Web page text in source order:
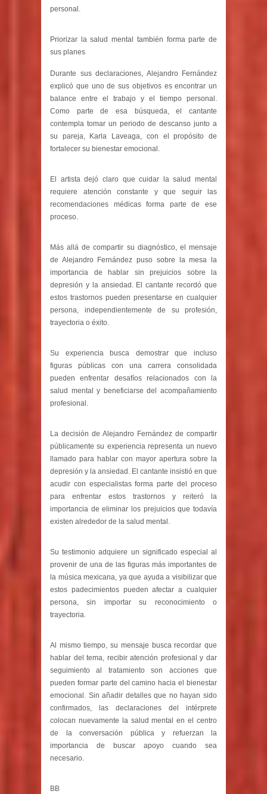
personal.
Priorizar la salud mental también forma parte de
sus planes
Durante sus declaraciones, Alejandro Fernández
explicó que uno de sus objetivos es encontrar un
balance entre el trabajo y el tiempo personal.
Como parte de esa búsqueda, el cantante
contempla tomar un periodo de descanso junto a
su pareja, Karla Laveaga, con el propósito de
fortalecer su bienestar emocional.
El artista dejó claro que cuidar la salud mental
requiere atención constante y que seguir las
recomendaciones médicas forma parte de ese
proceso.
Más allá de compartir su diagnóstico, el mensaje
de Alejandro Fernández puso sobre la mesa la
importancia de hablar sin prejuicios sobre la
depresión y la ansiedad. El cantante recordó que
estos trastornos pueden presentarse en cualquier
persona, independientemente de su profesión,
trayectoria o éxito.
Su experiencia busca demostrar que incluso
figuras públicas con una carrera consolidada
pueden enfrentar desafíos relacionados con la
salud mental y beneficiarse del acompañamiento
profesional.
La decisión de Alejandro Fernández de compartir
públicamente su experiencia representa un nuevo
llamado para hablar con mayor apertura sobre la
depresión y la ansiedad. El cantante insistió en que
acudir con especialistas forma parte del proceso
para enfrentar estos trastornos y reiteró la
importancia de eliminar los prejuicios que todavía
existen alrededor de la salud mental.
Su testimonio adquiere un significado especial al
provenir de una de las figuras más importantes de
la música mexicana, ya que ayuda a visibilizar que
estos padecimientos pueden afectar a cualquier
persona, sin importar su reconocimiento o
trayectoria.
Al mismo tiempo, su mensaje busca recordar que
hablar del tema, recibir atención profesional y dar
seguimiento al tratamiento son acciones que
pueden formar parte del camino hacia el bienestar
emocional. Sin añadir detalles que no hayan sido
confirmados, las declaraciones del intérprete
colocan nuevamente la salud mental en el centro
de la conversación pública y refuerzan la
importancia de buscar apoyo cuando sea
necesario.
BB